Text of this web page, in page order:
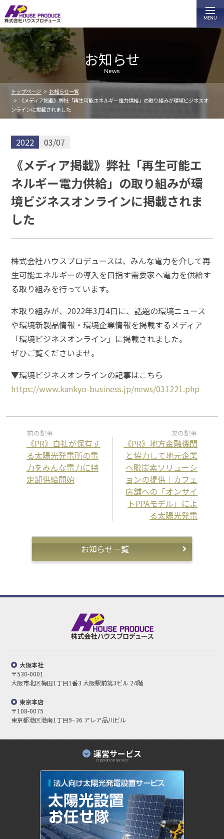
お知らせ
News
トップページ
お知らせ一覧
《メディア掲載》弊社「再生可能エネルギー電力供給」の取り組みが環境ビジネスオ
ンラインに掲載されました
2022 03/07
《メディア掲載》弊社「再生可能エ
ネルギー電力供給」の取り組みが環
境ビジネスオンラインに掲載されま
した
株式会社ハウスプロデュースは、みんな電力を介して再
生可能エネルギーの導入を目指す需要家へ電力を供給す
る取り組みを行っています。
本取り組みが、2022年3月4日に、話題の環境ニュース
や環境新製品情報・環境企業情報を掲載するメディア
「環境ビジネスオンライン」に掲載されました。
ぜひご覧くださいませ。
▼環境ビジネスオンラインの記事はこちら
https://www.kankyo-business.jp/news/031221.php
《PR》自社が保有す
る太陽光発電所の電
力をみんな電力に特
定卸供給開始
《PR》地方金融機関
と協力して地元企業
へ脱炭素ソリューシ
ョンの提供｜カフェ
店舗への「オンサイ
トPPAモデル」によ
る太陽光発電
お知らせ一覧
大阪本社
〒530-0001
大阪市北区梅田1丁目1番3 大阪駅前第3ビル 24階
東京本店
〒108-0075
東京都港区港南1丁目9−36 アレア品川ビル
運営サービス
Operation service